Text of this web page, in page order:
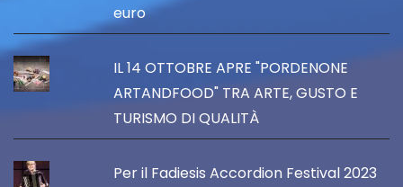
euro
IL 14 OTTOBRE APRE "PORDENONE
ARTANDFOOD" TRA ARTE, GUSTO E
TURISMO DI QUALITÀ
Per il Fadiesis Accordion Festival 2023